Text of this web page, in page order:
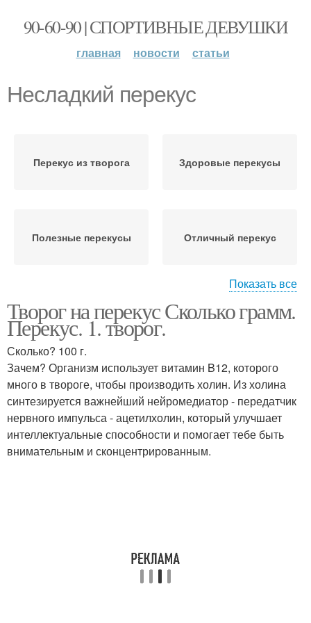
90-60-90 | СПОРТИВНЫЕ ДЕВУШКИ
главная новости статьи
Несладкий перекус
Перекус из творога Здоровые перекусы
Полезные перекусы Отличный перекус
правильном питании
Творог на перекус
Показать все
Творог на перекус Сколько грамм.
Перекус. 1. творог.
Сколько? 100 г.
Зачем? Организм использует витамин B12, которого
много в твороге, чтобы производить холин. Из холина
синтезируется важнейший нейромедиатор - передатчик
нервного импульса - ацетилхолин, который улучшает
интеллектуальные способности и помогает тебе быть
внимательным и сконцентрированным.